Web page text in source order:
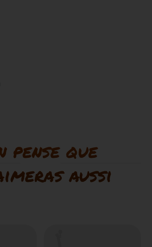
pense que
aussi